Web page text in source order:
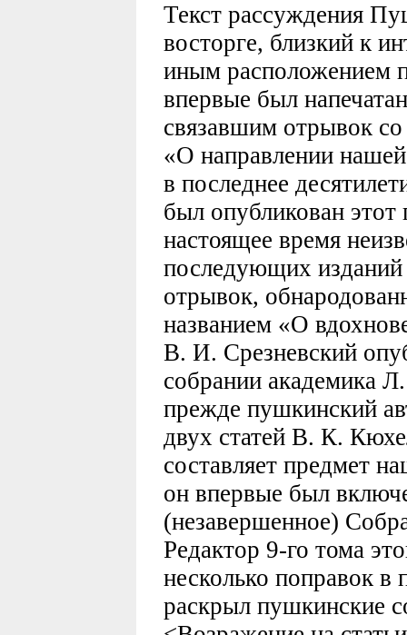
Текст рассуждения
восторге, близкий к
иным расположением
впервые был
связавшим отрывок
«О направлении
в последнее
был опубликован этот
настоящее время
последующих
отрывок,
названием «О
В. И. Срезневский
собрании академика
прежде пушкинский
двух статей В. К.
составляет предмет
он впервые был
(незавершенное)
Редактор 9-го тома
несколько поправок в
раскрыл пушкинские